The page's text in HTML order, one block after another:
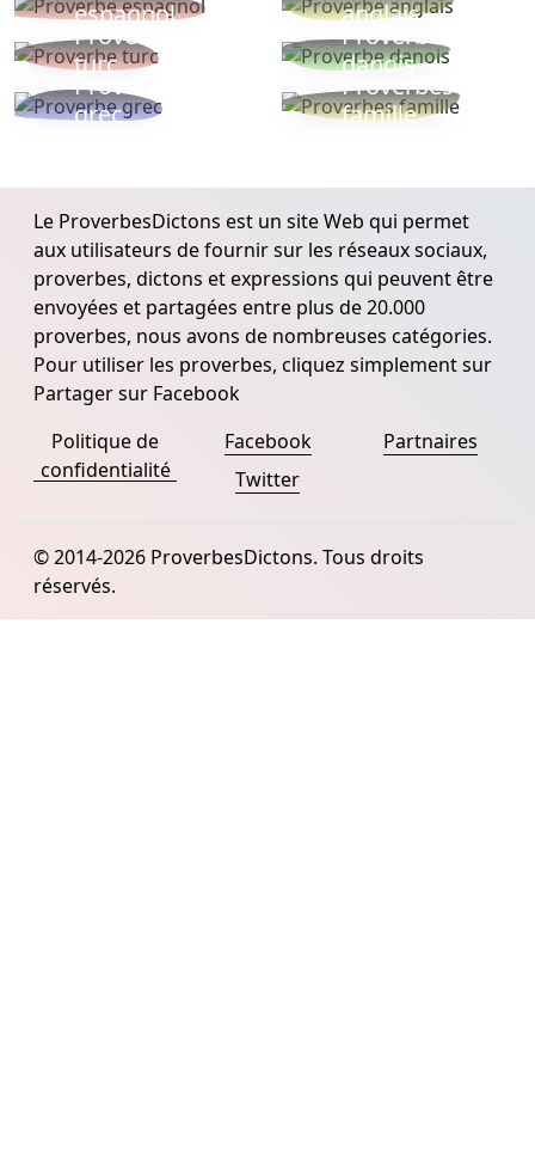
espagnol
anglais
Proverbe
turc
Proverbe
danois
Proverbe
grec
Proverbes
famille
Le ProverbesDictons est un site Web qui permet
aux utilisateurs de fournir sur les réseaux sociaux,
proverbes, dictons et expressions qui peuvent être
envoyées et partagées entre plus de 20.000
proverbes, nous avons de nombreuses catégories.
Pour utiliser les proverbes, cliquez simplement sur
Partager sur Facebook
Politique de
confidentialité
Facebook
Twitter
Partnaires
© 2014-2026 ProverbesDictons. Tous droits
réservés.